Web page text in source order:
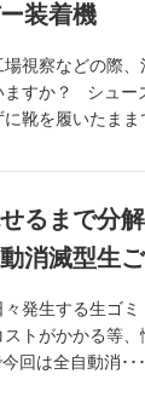
装着機
場視察などの際
ますか？ シュー
靴を履いたまま
るまで分
消滅型生
発生する生ゴ
トがかかる等
回は全自動消･･･